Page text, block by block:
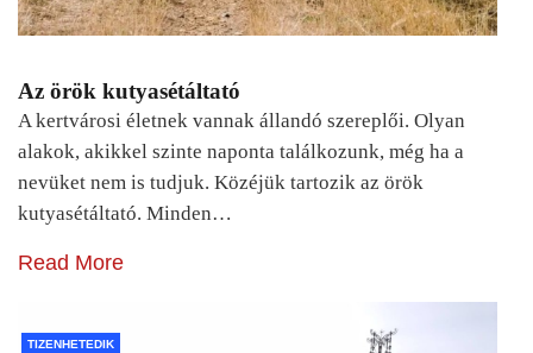
Az örök kutyasétáltató
A kertvárosi életnek vannak állandó szereplői. Olyan
alakok, akikkel szinte naponta találkozunk, még ha a
nevüket nem is tudjuk. Közéjük tartozik az örök
kutyasétáltató. Minden…
Read More
TIZENHETEDIK